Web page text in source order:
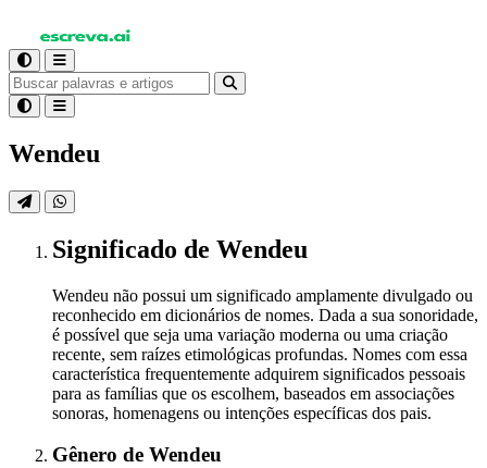
Wendeu
Significado de Wendeu
Wendeu não possui um significado amplamente divulgado ou
reconhecido em dicionários de nomes. Dada a sua sonoridade,
é possível que seja uma variação moderna ou uma criação
recente, sem raízes etimológicas profundas. Nomes com essa
característica frequentemente adquirem significados pessoais
para as famílias que os escolhem, baseados em associações
sonoras, homenagens ou intenções específicas dos pais.
Gênero de Wendeu